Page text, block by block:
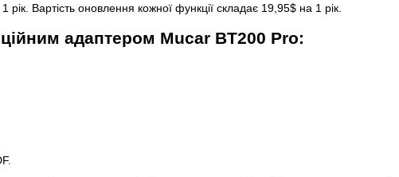
Вартість оновлення кожної функції складає 19,95$ на 1 рік.
адаптером Mucar BT200 Pro: